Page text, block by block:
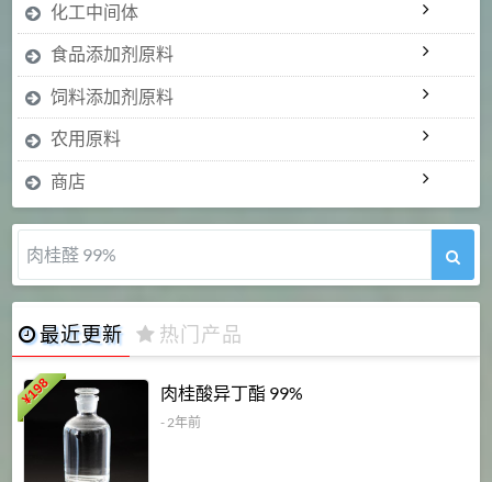
化工中间体
食品添加剂原料
饲料添加剂原料
农用原料
商店
肉桂醛 99%
最近更新 热门产品
¥
198 肉桂酸异丁酯 99%
- 2年前